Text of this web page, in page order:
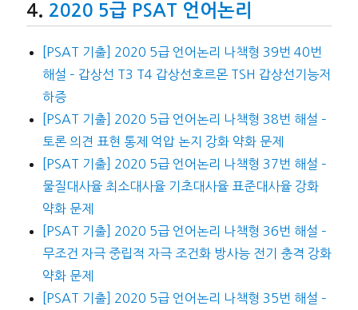
2020 5급 PSAT 언어논리
[PSAT 기출] 2020 5급 언어논리 나책형 39번 40번
해설 – 갑상선 T3 T4 갑상선호르몬 TSH 갑상선기능저
하증
[PSAT 기출] 2020 5급 언어논리 나책형 38번 해설 –
토론 의견 표현 통제 억압 논지 강화 약화 문제
[PSAT 기출] 2020 5급 언어논리 나책형 37번 해설 –
물질대사율 최소대사율 기초대사율 표준대사율 강화
약화 문제
[PSAT 기출] 2020 5급 언어논리 나책형 36번 해설 –
무조건 자극 중립적 자극 조건화 방사능 전기 충격 강화
약화 문제
[PSAT 기출] 2020 5급 언어논리 나책형 35번 해설 –